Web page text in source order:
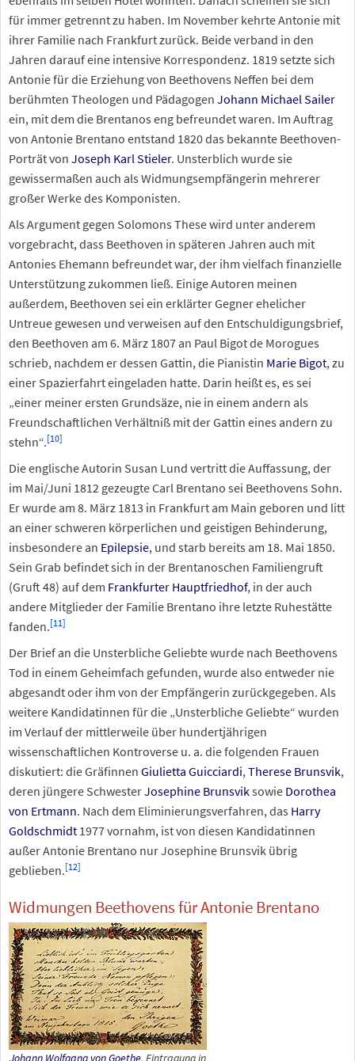
für immer getrennt zu haben. Im November kehrte Antonie mit
ihrer Familie nach Frankfurt zurück. Beide verband in den
Jahren darauf eine intensive Korrespondenz. 1819 setzte sich
Antonie für die Erziehung von Beethovens Neffen bei dem
berühmten Theologen und Pädagogen Johann Michael Sailer
ein, mit dem die Brentanos eng befreundet waren. Im Auftrag
von Antonie Brentano entstand 1820 das bekannte Beethoven-
Porträt von Joseph Karl Stieler. Unsterblich wurde sie
gewissermaßen auch als Widmungsempfängerin mehrerer
großer Werke des Komponisten.
Als Argument gegen Solomons These wird unter anderem
vorgebracht, dass Beethoven in späteren Jahren auch mit
Antonies Ehemann befreundet war, der ihm vielfach finanzielle
Unterstützung zukommen ließ. Einige Autoren meinen
außerdem, Beethoven sei ein erklärter Gegner ehelicher
Untreue gewesen und verweisen auf den Entschuldigungsbrief,
den Beethoven am 6. März 1807 an Paul Bigot de Morogues
schrieb, nachdem er dessen Gattin, die Pianistin Marie Bigot, zu
einer Spazierfahrt eingeladen hatte. Darin heißt es, es sei
„einer meiner ersten Grundsäze, nie in einem andern als
Freundschaftlichen Verhältniß mit der Gattin eines andern zu
stehn“.[10]
Die englische Autorin Susan Lund vertritt die Auffassung, der
im Mai/Juni 1812 gezeugte Carl Brentano sei Beethovens Sohn.
Er wurde am 8. März 1813 in Frankfurt am Main geboren und litt
an einer schweren körperlichen und geistigen Behinderung,
insbesondere an Epilepsie, und starb bereits am 18. Mai 1850.
Sein Grab befindet sich in der Brentanoschen Familiengruft
(Gruft 48) auf dem Frankfurter Hauptfriedhof, in der auch
andere Mitglieder der Familie Brentano ihre letzte Ruhestätte
fanden.[11]
Der Brief an die Unsterbliche Geliebte wurde nach Beethovens
Tod in einem Geheimfach gefunden, wurde also entweder nie
abgesandt oder ihm von der Empfängerin zurückgegeben. Als
weitere Kandidatinnen für die „Unsterbliche Geliebte“ wurden
im Verlauf der mittlerweile über hundertjährigen
wissenschaftlichen Kontroverse u. a. die folgenden Frauen
diskutiert: die Gräfinnen Giulietta Guicciardi, Therese Brunsvik,
deren jüngere SchwesterJosephine Brunsviksowie Dorothea
von Ertmann. Nach dem Eliminierungsverfahren, das Harry
Goldschmidt 1977 vornahm, ist von diesen Kandidatinnen
außer Antonie Brentano nur Josephine Brunsvik übrig
geblieben.[12]
Widmungen Beethovens für Antonie Brentano
Johann Wolfgang von Goethe, Eintragung in